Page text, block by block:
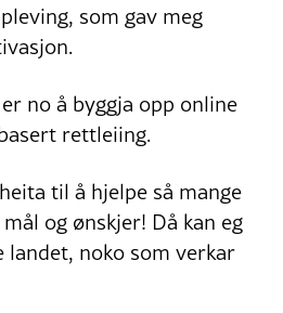
som gav meg
no å byggja opp online
rettleiing.
til å hjelpe så mange
og ønskjer! Då kan eg
landet, noko som verkar